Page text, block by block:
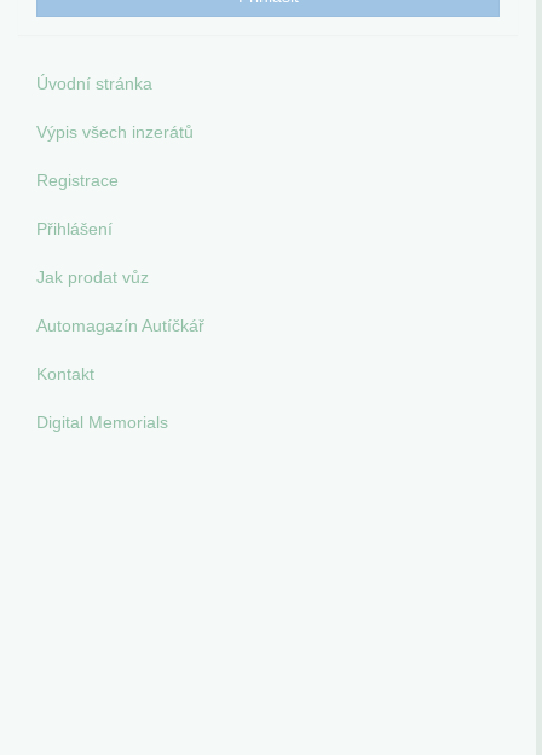
Úvodní stránka
Výpis všech inzerátů
Registrace
Přihlášení
Jak prodat vůz
Automagazín Autíčkář
Kontakt
Digital Memorials